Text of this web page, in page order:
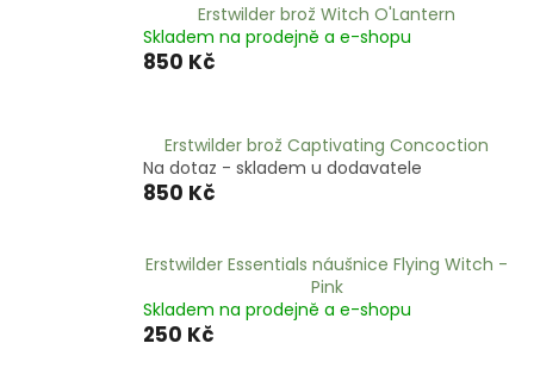
Erstwilder brož Witch O'Lantern
Skladem na prodejně a e-shopu
850 Kč
Erstwilder brož Captivating Concoction
Na dotaz - skladem u dodavatele
850 Kč
Erstwilder Essentials náušnice Flying Witch -
Pink
Skladem na prodejně a e-shopu
250 Kč